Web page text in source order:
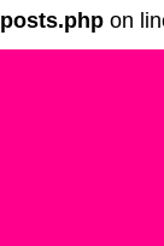
posts.php on